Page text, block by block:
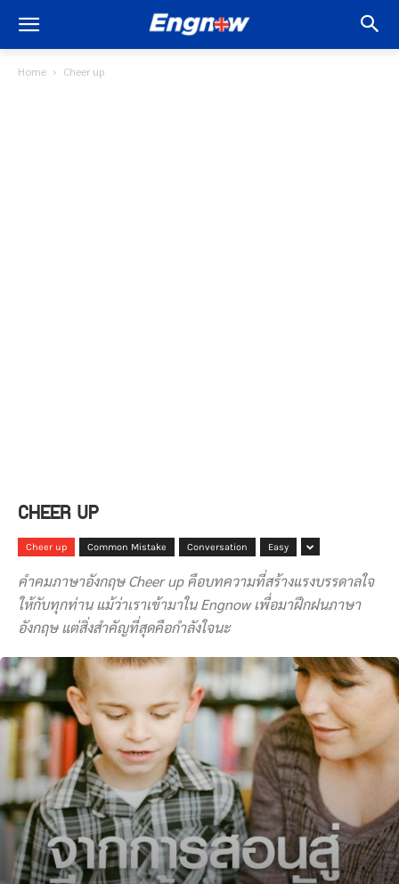
Home Cheer up
CHEER UP
Cheer up Common Mistake Conversation Easy
คำคมภาษาอังกฤษ Cheer up คือบทความที่สร้างแรงบรรดาลใจ
ให้กับทุกท่าน แม้ว่าเราเข้ามาใน Engnow เพื่อมาฝึกฝนภาษา
อังกฤษ แต่สิ่งสำคัญที่สุดคือกำลังใจนะ